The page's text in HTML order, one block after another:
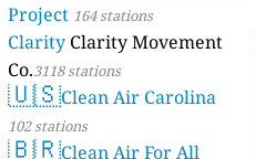
Project 164 stations
Clarity Clarity Movement
Co.3118 stations
🇺🇸Clean Air Carolina
102 stations
🇧🇷Clean Air For All